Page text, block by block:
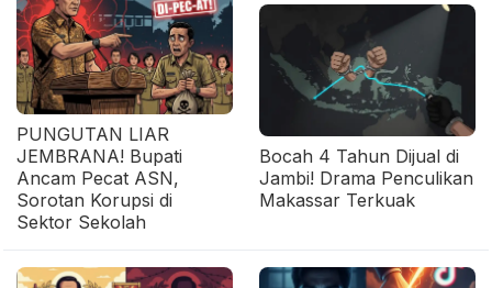
PUNGUTAN LIAR
JEMBRANA! Bupati
Ancam Pecat ASN,
Sorotan Korupsi di
Sektor Sekolah
Bocah 4 Tahun Dijual di
Jambi! Drama Penculikan
Makassar Terkuak